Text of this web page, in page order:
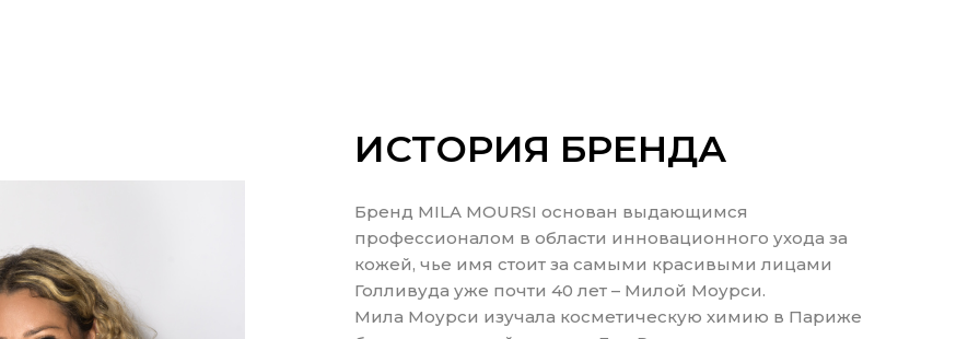
ИСТОРИЯ БРЕНДА
Бренд MILA MOURSI основан выдающимся
профессионалом в области инновационного ухода за
кожей, чье имя стоит за самыми красивыми лицами
Голливуда уже почти 40 лет – Милой Моурси.
Мила Моурси изучала косметическую химию в Париже